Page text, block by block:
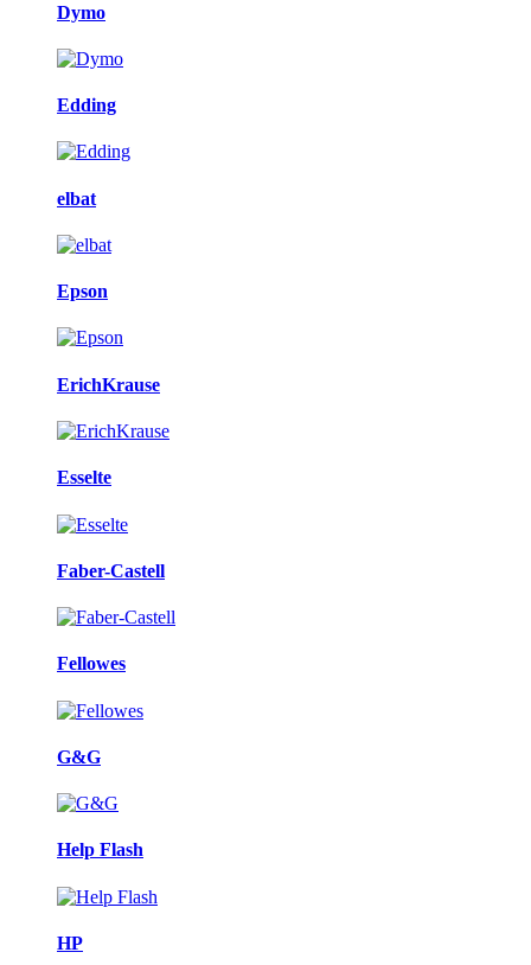
Dymo
Edding
elbat
Epson
ErichKrause
Esselte
Faber-Castell
Fellowes
G&G
Help Flash
HP